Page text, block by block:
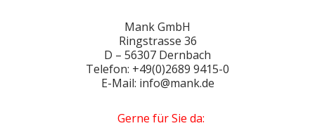
Mank GmbH
Ringstrasse 36
D – 56307 Dernbach
Telefon: +49(0)2689 9415-0
E-Mail: info@mank.de
Gerne für Sie da: